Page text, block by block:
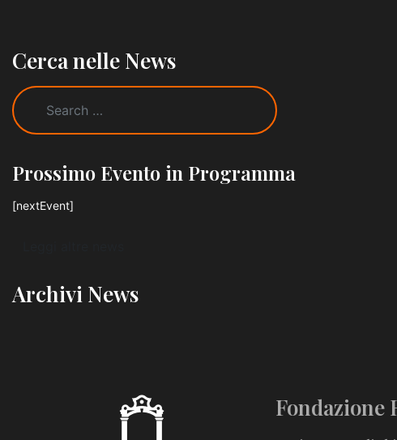
Cerca nelle News
Prossimo Evento in Programma
[nextEvent]
Archivi News
Fondazione